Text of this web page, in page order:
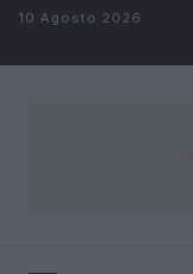
Salta al contenuto
10 Agosto 2026